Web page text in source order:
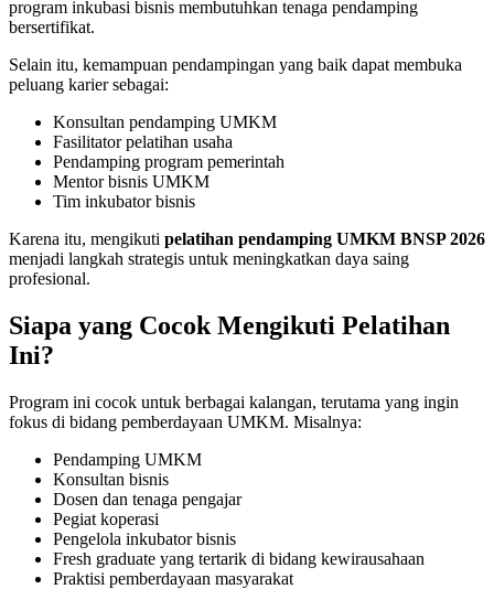
program inkubasi bisnis membutuhkan tenaga pendamping
bersertifikat.
Selain itu, kemampuan pendampingan yang baik dapat membuka
peluang karier sebagai:
Konsultan pendamping UMKM
Fasilitator pelatihan usaha
Pendamping program pemerintah
Mentor bisnis UMKM
Tim inkubator bisnis
Karena itu, mengikuti pelatihan pendamping UMKM BNSP 2026
menjadi langkah strategis untuk meningkatkan daya saing
profesional.
Siapa yang Cocok Mengikuti Pelatihan
Ini?
Program ini cocok untuk berbagai kalangan, terutama yang ingin
fokus di bidang pemberdayaan UMKM. Misalnya:
Pendamping UMKM
Konsultan bisnis
Dosen dan tenaga pengajar
Pegiat koperasi
Pengelola inkubator bisnis
Fresh graduate yang tertarik di bidang kewirausahaan
Praktisi pemberdayaan masyarakat